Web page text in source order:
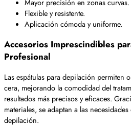
Mayor precisión en zonas curvas.
Flexible y resistente.
Aplicación cómoda y uniforme.
Accesorios Imprescindibles
Profesional
Las espátulas para depilación permiten
cera, mejorando la comodidad del
resultados más precisos y eficaces.
materiales, se adaptan a las
depilación.